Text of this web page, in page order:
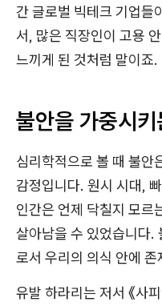
간 글로벌 빅테크 기업들
서, 많은 직장인이 고용
느끼게 된 것처럼 말이죠.
불안을 가중시
심리학적으로 볼 때 불안
감정입니다. 원시 시대,
인간은 언제 닥칠지 모르
살아남을 수 있었습니다.
로서 우리의 의식 안에 존
유발 하라리는 저서 《사